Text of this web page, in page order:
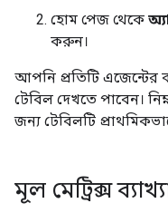
হোম পেজ থেকে
করুন।
আপনি প্রতিটি এজেন্টের
টেবিল দেখতে পাবেন।
জন্য টেবিলটি
মূল মেট্রিক্স